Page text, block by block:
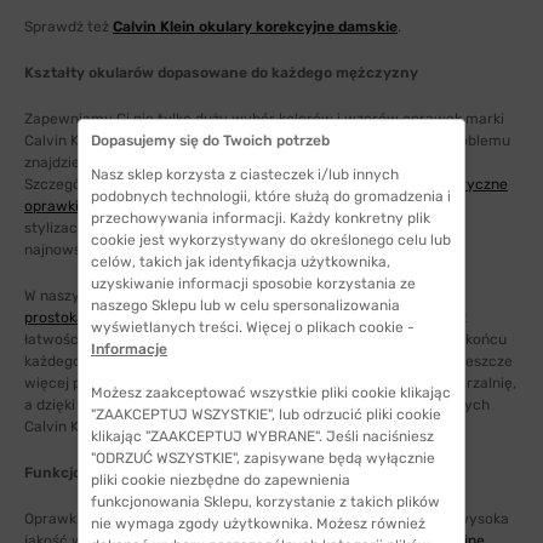
Sprawdż też Calvin Klein okulary korekcyjne damskie.
Kształty okularów dopasowane do każdego mężczyzny
Zapewniamy Ci nie tylko duży wybór kolorów i wzorów oprawek marki
Calvin Klein, ale również mnogość kształtów. Dzięki temu bez problemu
znajdziesz model dopasowany do Twojej twarzy lub charakteru.
Szczególnie polecamy Ci naprawdę modne i wyjątkowe
geometryczne
oprawki . Decydując się na nie, z pewnością stworzysz ciekawą
stylizację, która będzie nie tylko sportowa, ale też zgodna z
najnowszymi trendami.
W naszym sklepie znajdziesz również inne kształty okularów np.
prostokątne oprawki
owalne oprawki lub oprawki aviator
, więc z
łatwością postawisz na wariant dopasowany do Twojej urody. W końcu
każdego dnia możesz dobrze się prezentować, a wtedy zyskasz jeszcze
więcej pewności siebie. Polecamy Ci też naszą domową przymierzalnię,
a dzięki której sprawdzisz, w jakich męskich okularach korekcyjnych
Calvin Klein prezentujesz się najlepiej.
Funkcjonalne rozwiązania od znanego projektanta
Oprawki znanej marki to nie tylko ogromny prestiż, ale również wysoka
Dopasujemy się do Twoich potrzeb
Nasz sklep korzysta z ciasteczek i/lub innych
podobnych technologii, które służą do gromadzenia i
przechowywania informacji. Każdy konkretny plik
cookie jest wykorzystywany do określonego celu lub
celów, takich jak identyfikacja użytkownika,
uzyskiwanie informacji sposobie korzystania ze
naszego Sklepu lub w celu spersonalizowania
wyświetlanych treści. Więcej o plikach cookie -
Informacje
Możesz zaakceptować wszystkie pliki cookie klikając
"ZAAKCEPTUJ WSZYSTKIE", lub odrzucić pliki cookie
klikając "ZAAKCEPTUJ WYBRANE". Jeśli naciśniesz
"ODRZUĆ WSZYSTKIE", zapisywane będą wyłącznie
pliki cookie niezbędne do zapewnienia
funkcjonowania Sklepu, korzystanie z takich plików
nie wymaga zgody użytkownika. Możesz również